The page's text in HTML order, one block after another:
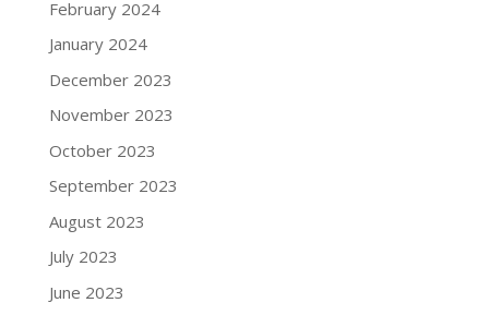
February 2024
January 2024
December 2023
November 2023
October 2023
September 2023
August 2023
July 2023
June 2023